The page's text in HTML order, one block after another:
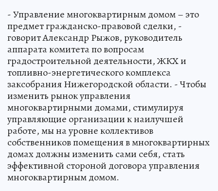
- Управление многоквартирным домом – это
предмет гражданско-правовой сделки, -
говорит Александр Рыжов, руководитель
аппарата комитета по вопросам
градостроительной деятельности, ЖКХ и
топливно-энергетического комплекса
заксобрания Нижегородской области. - Чтобы
изменить рынок управления
многоквартирными домами, стимулируя
управляющие организации к наилучшей
работе, мы на уровне коллективов
собственников помещения в многоквартирных
домах должны изменить сами себя, стать
эффективной стороной договора управления
многоквартирным домом.